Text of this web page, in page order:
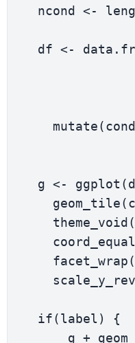
  ncond
<-
  df
<-
    mutate
(
  g
<- ggplot (
    geom_tile
(
    theme_void
(
    coord_equal
    facet_wrap
(
if(label )
{
      g
+